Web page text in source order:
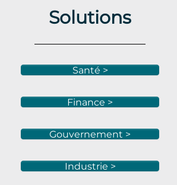
Solutions
Santé >
Finance >
Gouvernement >
Industrie >